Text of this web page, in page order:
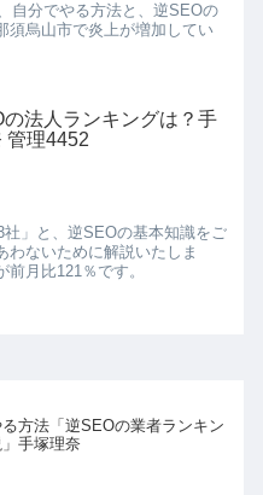
自分でやる方法と、逆SEOの
須烏山市で炎上が増加してい
の法人ランキングは？手
管理4452
」と、逆SEOの基本知識をご
わないために解説いたしま
月比121％です。
方法「逆SEOの業者ランキン
手塚理奈